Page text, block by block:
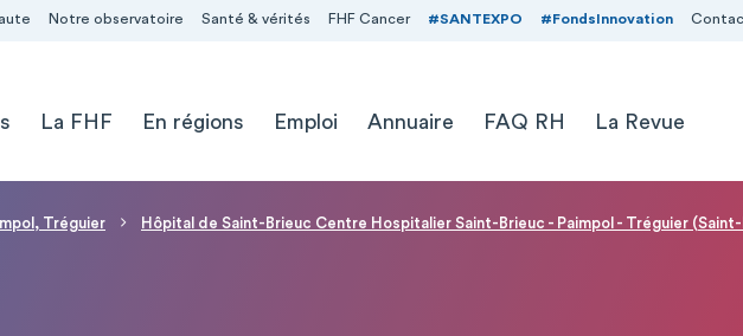
Notre observatoire Santé & vérités FHF Cancer #SANTEXPO #FondsInnovation
La FHF En régions Emploi Annuaire FAQ RH La Revue
Tréguier Hôpital de Saint-Brieuc Centre Hospitalier Saint-Brieuc - Paimpol - Tréguier